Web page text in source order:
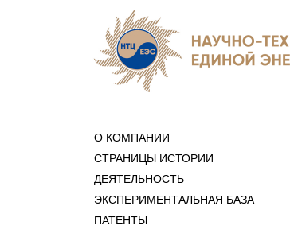
О КОМПАНИИ
СТРАНИЦЫ ИСТОРИИ
ДЕЯТЕЛЬНОСТЬ
ЭКСПЕРИМЕНТАЛЬНАЯ БАЗА
ПАТЕНТЫ